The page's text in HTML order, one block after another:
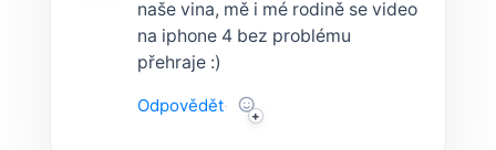
naše vina, mě i mé rodině se video
na iphone 4 bez problému
přehraje :)
Odpovědět·